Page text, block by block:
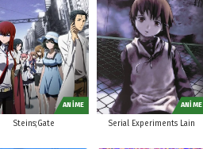
ANİME
Steins;Gate
ANİME
Serial Experiments Lain